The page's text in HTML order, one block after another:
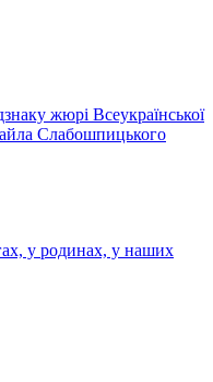
жюрі Всеукраїнської
Слабошпицького
у родинах, у наших